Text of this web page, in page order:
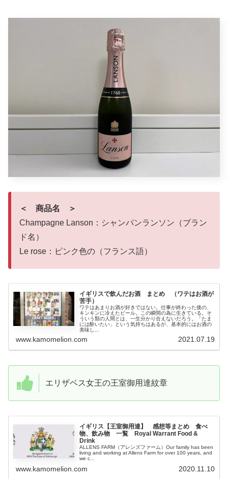
＜ 商品名 ＞
Champagne Lanson：シャンパンランソン（ブラン
ド名）
Le rose：ピンク色の（フランス語）
イギリスで飲んだお酒 まとめ （ワテはお酒が
苦手）
ワテはあまりお酒が好きではない。仕事が終わった後の、
キンキンに冷えたビール。この瞬間の為に生きている。そ
ういう類の人間とは、一生分かり合えないだろう。「たま
には酔いたい」という気持ちはあるが、基本的にはお酒の
美味し...
www.kamomelion.com 2021.07.19
エリザベス女王の王室御用達紋章
イギリス【王室御用達】 感想等まとめ 食べ
物、飲み物 一覧 Royal Warrant Food &
Drink
ALLENS FARM（アレンズファーム）Our family has been
living and working at Allens Farm for over 100 years, and
we c...
www.kamomelion.com 2020.11.10